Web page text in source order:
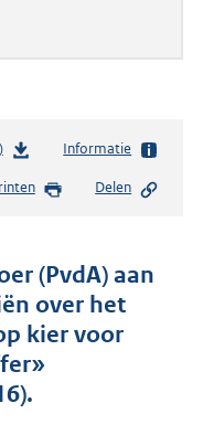
b
s
d
s
g
r
o
Informatie
Delen
(PvdA) aan
over het
kier voor